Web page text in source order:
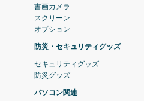
書画カメラ
スクリーン
オプション
防災・セキュリティグッズ
セキュリティグッズ
防災グッズ
パソコン関連